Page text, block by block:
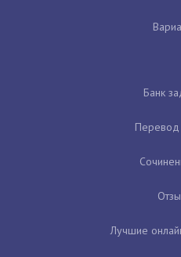
Банк
Перевод
Лучшие